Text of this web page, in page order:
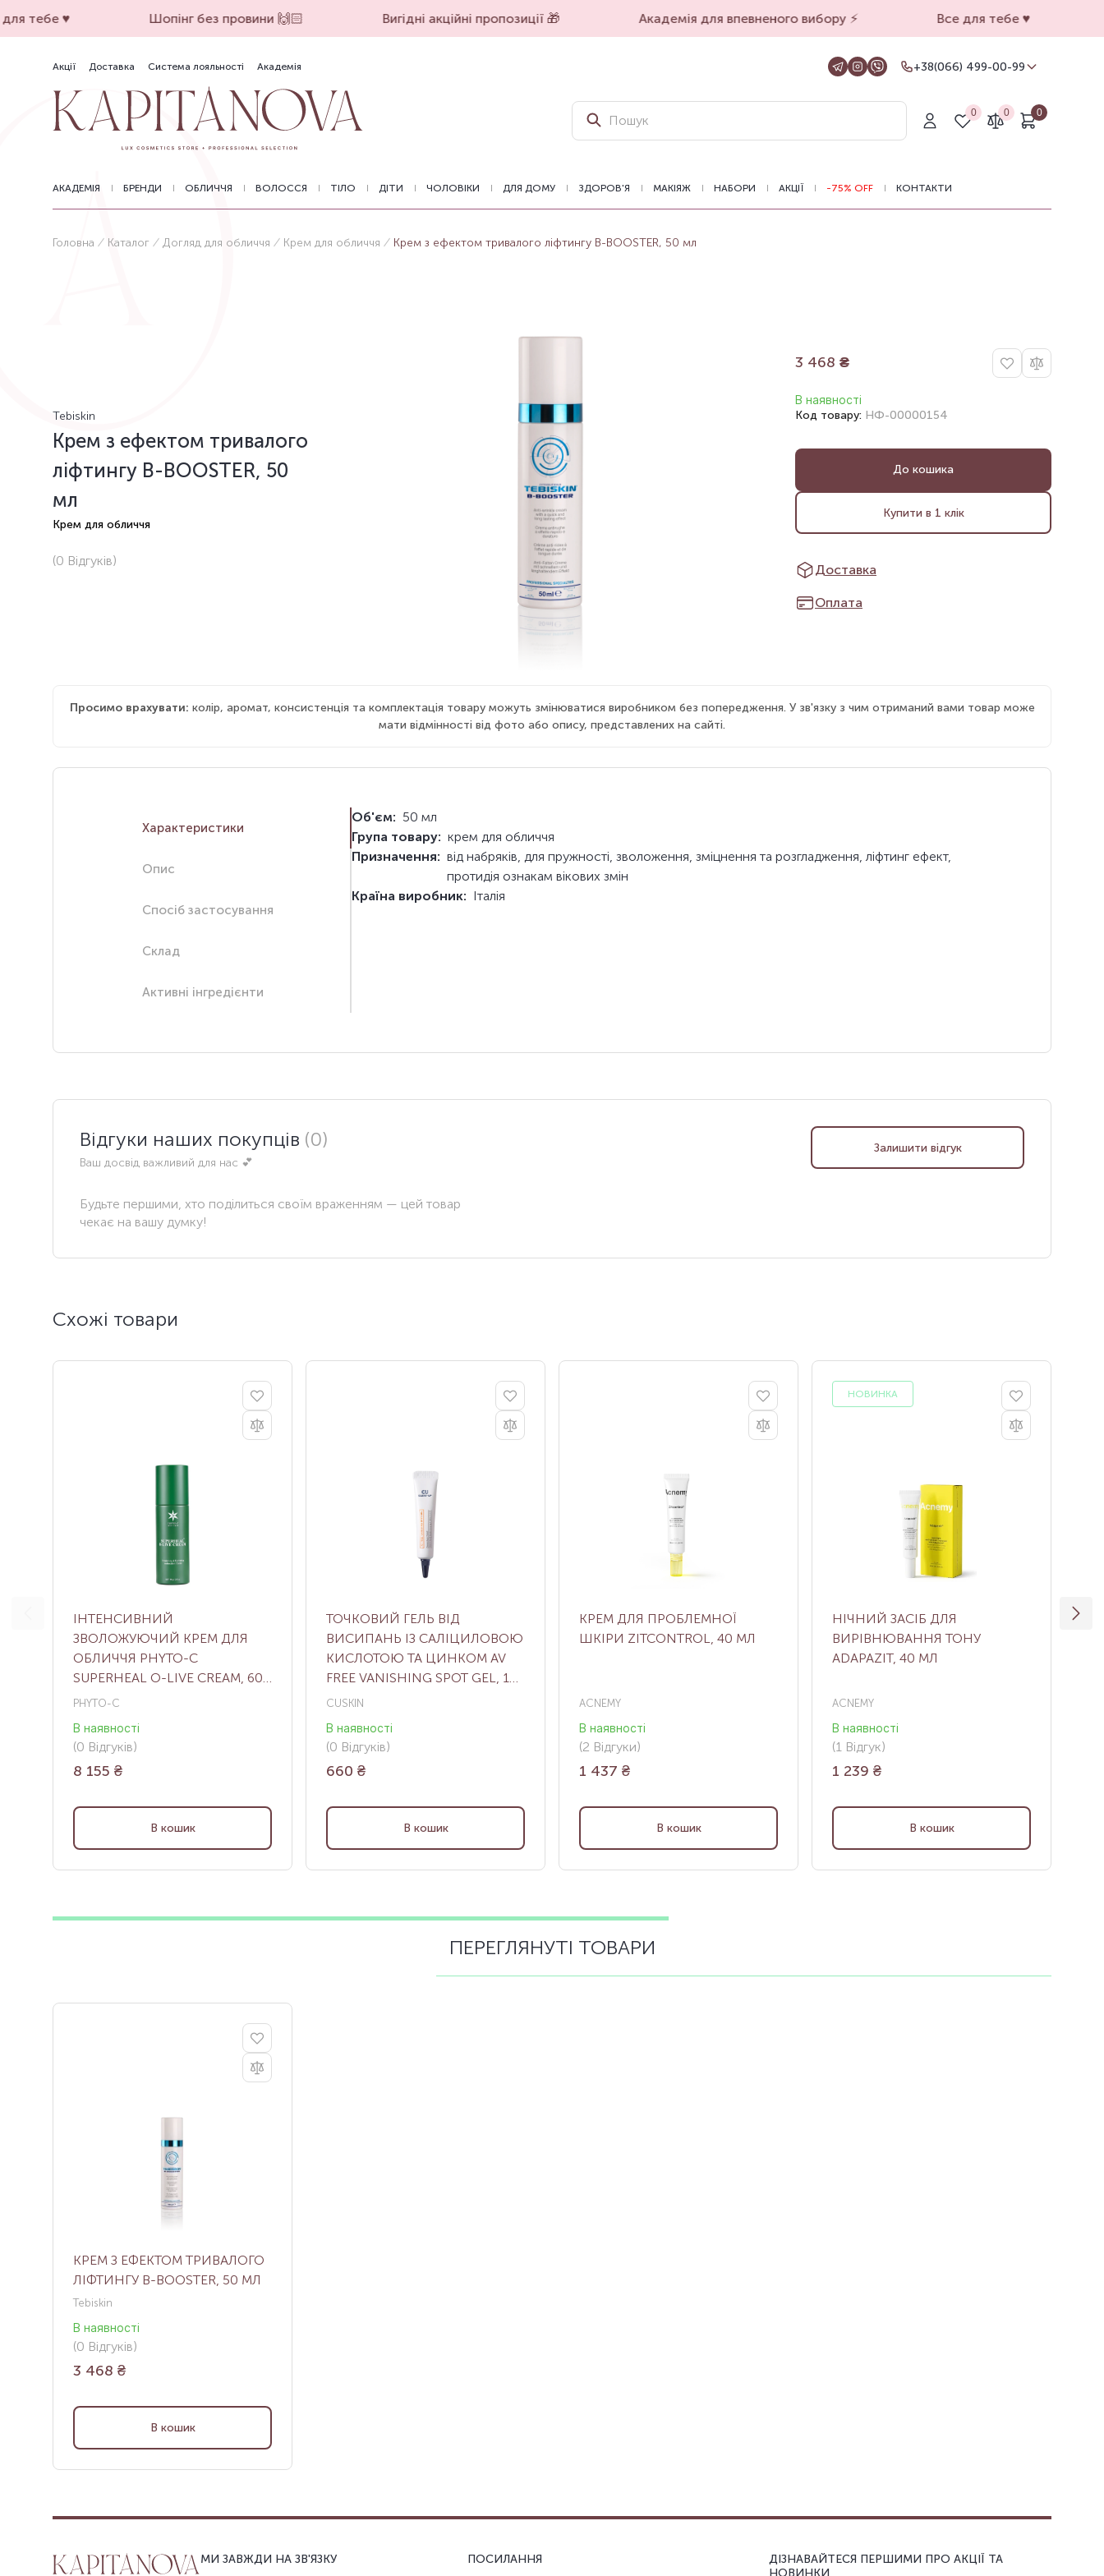
тебе ♥️ Шопінг без провини 🙌🏻 Вигідні акційні пропозиції 🎁 Академія для впевненого вибору ⚡️ Все для тебе ♥️
Акції Доставка Система лояльності Академія
+38(066) 499-00-99
Для замовлень на сайті
+38(099) 069-90-00
Магазин Харків
Оформлення замовлень на сайті
0 0 0
АКАДЕМІЯ БРЕНДИ ОБЛИЧЧЯ ВОЛОССЯ ТІЛО ДІТИ ЧОЛОВІКИ ДЛЯ ДОМУ ЗДОРОВ'Я МАКІЯЖ НАБОРИ АКЦІЇ -75% OFF КОНТАКТИ
Головна Каталог Догляд для обличчя Крем для обличчя Крем з ефектом тривалого ліфтингу B-BOOSTER, 50 мл
Tebiskin
Крем з ефектом тривалого
ліфтингу B-BOOSTER, 50
мл
Крем для обличчя
(0 Відгуків)
3 468 ₴
В наявності
Код товару: НФ-00000154
До кошика
Купити в 1 клік
Доставка
Оплата
Просимо врахувати: колір, аромат, консистенція та комплектація товару можуть змінюватися виробником без попередження. У зв'язку з чим отриманий вами товар може
мати відмінності від фото або опису, представлених на сайті.
Характеристики
Опис
Спосіб застосування
Склад
Активні інгредієнти
Об'єм: 50 мл
Група товару: крем для обличчя
Призначення: від набряків, для пружності, зволоження, зміцнення та розгладження, ліфтинг ефект,
протидія ознакам вікових змін
Країна виробник: Італія
Відгуки наших покупців (0)
Ваш досвід важливий для нас 💕
Залишити відгук
Будьте першими, хто поділиться своїм враженням — цей товар
чекає на вашу думку!
Схожі товари
ІНТЕНСИВНИЙ
ЗВОЛОЖУЮЧИЙ КРЕМ ДЛЯ
ОБЛИЧЧЯ PHYTO-C
SUPERHEAL O-LIVE CREAM, 60
ГPHYTO-C
В наявності
(0 Відгуків)
8 155 ₴
В кошик
ТОЧКОВИЙ ГЕЛЬ ВІД
ВИСИПАНЬ ІЗ САЛІЦИЛОВОЮ
КИСЛОТОЮ ТА ЦИНКОМ AV
FREE VANISHING SPOT GEL, 10
МЛ
CUSKIN
В наявності
(0 Відгуків)
660 ₴
В кошик
КРЕМ ДЛЯ ПРОБЛЕМНОЇ
ШКІРИ ZITCONTROL, 40 МЛ
ACNEMY
В наявності
(2 Відгуки)
1 437 ₴
В кошик
НОВИНКА
НІЧНИЙ ЗАСІБ ДЛЯ
ВИРІВНЮВАННЯ ТОНУ
ADAPAZIT, 40 МЛ
ACNEMY
В наявності
(1 Відгук)
1 239 ₴
В кошик
ПЕРЕГЛЯНУТІ ТОВАРИ
КРЕМ З ЕФЕКТОМ ТРИВАЛОГО
ЛІФТИНГУ B-BOOSTER, 50 МЛ
Tebiskin
В наявності
(0 Відгуків)
3 468 ₴
В кошик
МИ ЗАВЖДИ НА ЗВ'ЯЗКУ ПОСИЛАННЯ
ДІЗНАВАЙТЕСЯ ПЕРШИМИ ПРО АКЦІЇ ТА
НОВИНКИ